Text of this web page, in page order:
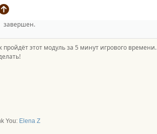
этот модуль за 5 минут игрового времени.
You: Elena Z